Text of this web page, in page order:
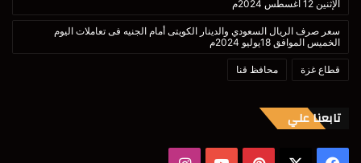
الإثنين 12 أغسطس 2024م
سعر صرف الريال السعودي والدينار الكويتى أمام الجنيه فى تعاملات اليوم
الخميس الموافق 18يوليو 2024م
قطاع غزة محافظ قنا
تابعنا علي